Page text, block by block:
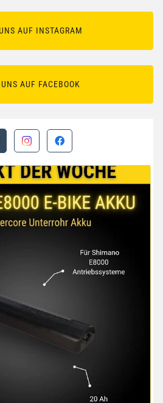
AUF INSTAGRAM
AUF FACEBOOK